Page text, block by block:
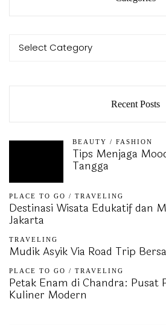
Categories
Select Category
Categories
Recent Posts
BEAUTY / FASHION
Tips Menjaga
Tangga
PLACE TO GO / TRAVELING
Destinasi Wisata Edukatif dan
Jakarta
TRAVELING
Mudik Asyik Via Road Trip
PLACE TO GO / TRAVELING
Petak Enam di Chandra: Pusat
Kuliner Modern